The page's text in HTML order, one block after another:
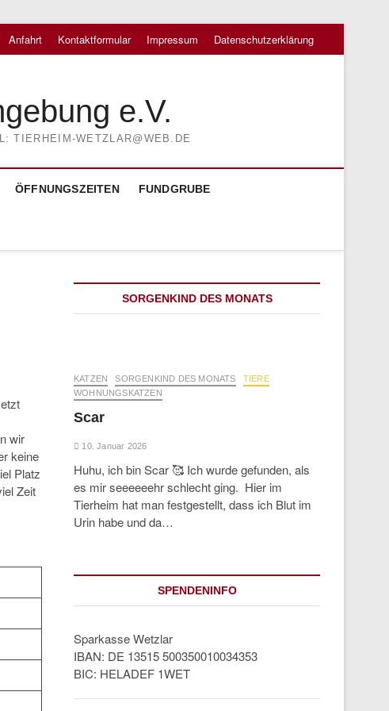
Anfahrt Kontaktformular Impressum Datenschutzerklärung
e.V.
TIERHEIM-WETZLAR@WEB.DE
ÖFFNUNGSZEITEN FUNDGRUBE
wir
keine
Platz
Zeit
SORGENKIND DES MONATS
KATZEN SORGENKIND DES MONATS
TIERE
WOHNUNGSKATZEN
Scar
10. Januar 2026
Huhu, ich bin Scar 🥰 Ich wurde gefunden, als
es mir seeeeeehr schlecht ging. Hier im
Tierheim hat man festgestellt, dass ich Blut im
Urin habe und da…
SPENDENINFO
Sparkasse Wetzlar
IBAN: DE 13515 500350010034353
BIC: HELADEF 1WET